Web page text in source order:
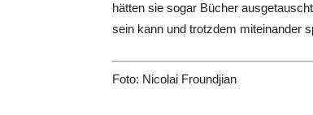
hätten sie sogar Bücher
sein kann und trotzdem miteinander
Foto: Nicolai Froundjian